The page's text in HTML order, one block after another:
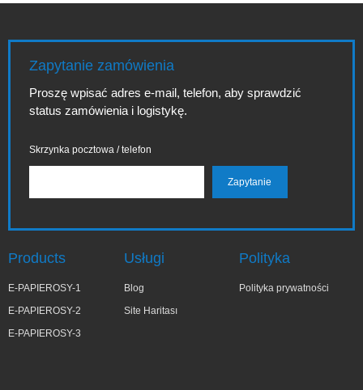
Zapytanie zamówienia
Proszę wpisać adres e-mail, telefon, aby sprawdzić
status zamówienia i logistykę.
Skrzynka pocztowa / telefon
Products
E-PAPIEROSY-1
E-PAPIEROSY-2
E-PAPIEROSY-3
Usługi
Blog
Site Haritası
Polityka
Polityka prywatności